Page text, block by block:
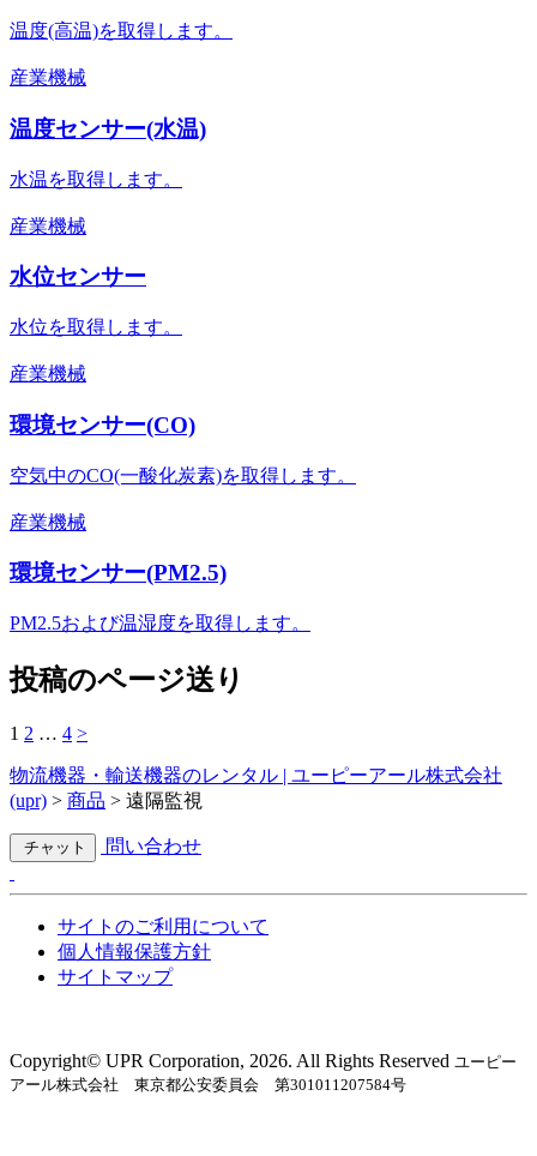
温度(高温)を取得します。
産業機械
温度センサー(水温)
水温を取得します。
産業機械
水位センサー
水位を取得します。
産業機械
環境センサー(CO)
空気中のCO(一酸化炭素)を取得します。
産業機械
環境センサー(PM2.5)
PM2.5および温湿度を取得します。
投稿のページ送り
1 2 … 4 >
物流機器・輸送機器のレンタル | ユーピーアール株式会社
(upr) > 商品 > 遠隔監視
チャット 問い合わせ
サイトのご利用について
個人情報保護方針
サイトマップ
Copyright©︎ UPR Corporation, 2026. All Rights Reserved ユーピー
アール株式会社 東京都公安委員会 第301011207584号